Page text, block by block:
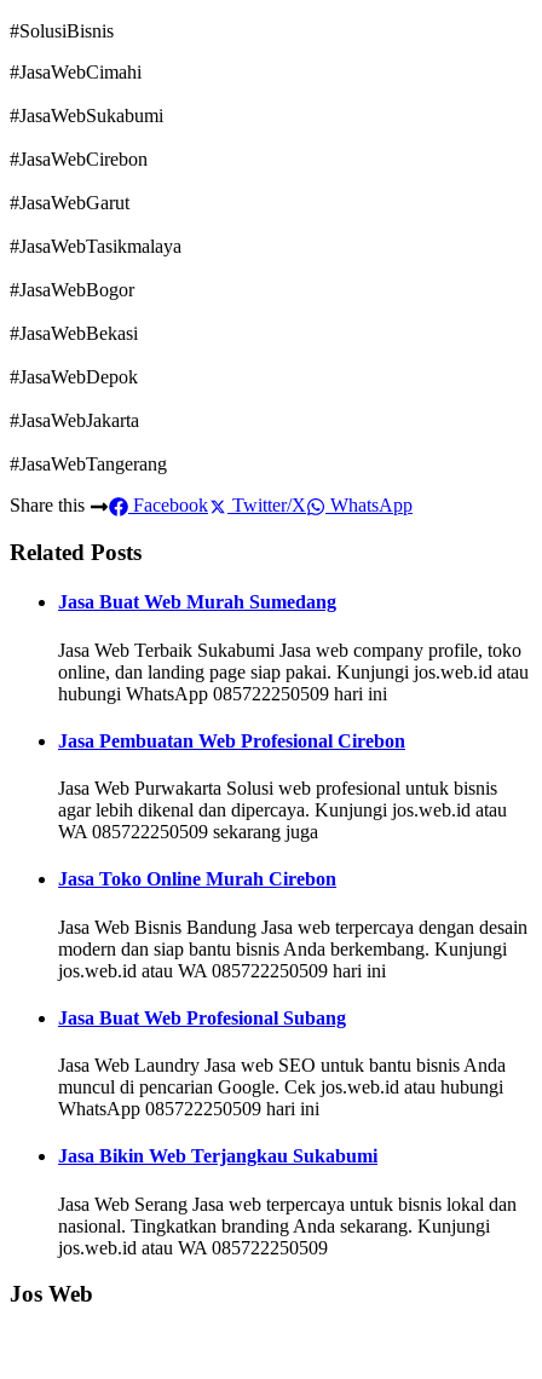
#SolusiBisnis
#JasaWebCimahi
#JasaWebSukabumi
#JasaWebCirebon
#JasaWebGarut
#JasaWebTasikmalaya
#JasaWebBogor
#JasaWebBekasi
#JasaWebDepok
#JasaWebJakarta
#JasaWebTangerang
Share this
Facebook Twitter/X WhatsApp
Related Posts
Jasa Buat Web Murah Sumedang
Jasa Web Terbaik Sukabumi Jasa web company profile, toko
online, dan landing page siap pakai. Kunjungi jos.web.id atau
hubungi WhatsApp 085722250509 hari ini
Jasa Pembuatan Web Profesional Cirebon
Jasa Web Purwakarta Solusi web profesional untuk bisnis
agar lebih dikenal dan dipercaya. Kunjungi jos.web.id atau
WA 085722250509 sekarang juga
Jasa Toko Online Murah Cirebon
Jasa Web Bisnis Bandung Jasa web terpercaya dengan desain
modern dan siap bantu bisnis Anda berkembang. Kunjungi
jos.web.id atau WA 085722250509 hari ini
Jasa Buat Web Profesional Subang
Jasa Web Laundry Jasa web SEO untuk bantu bisnis Anda
muncul di pencarian Google. Cek jos.web.id atau hubungi
WhatsApp 085722250509 hari ini
Jasa Bikin Web Terjangkau Sukabumi
Jasa Web Serang Jasa web terpercaya untuk bisnis lokal dan
nasional. Tingkatkan branding Anda sekarang. Kunjungi
jos.web.id atau WA 085722250509
Jos Web